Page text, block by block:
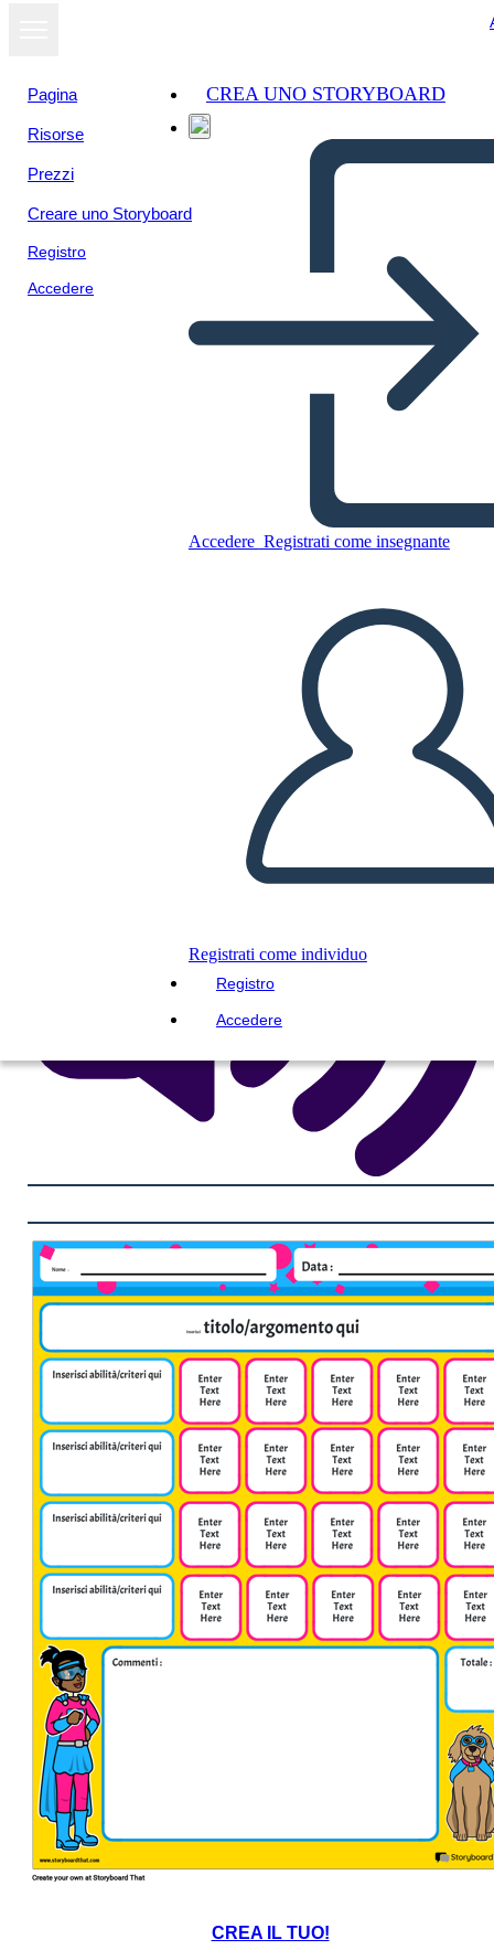
Pagina
Risorse
Prezzi
Creare uno Storyboard
Registro
Accedere
CREA UNO STORYBOARD
Accedere Registrati come insegnante
Registrati come individuo
Registro
Accedere
Colore Verticale Della
Rubrica 4
Copia questo Storyboard
CREARE UNO STORYBOARD
RIPRODURRE LA PRESENTAZIONE
LEGGIMI
Visualizza
come
CREA IL TUO!